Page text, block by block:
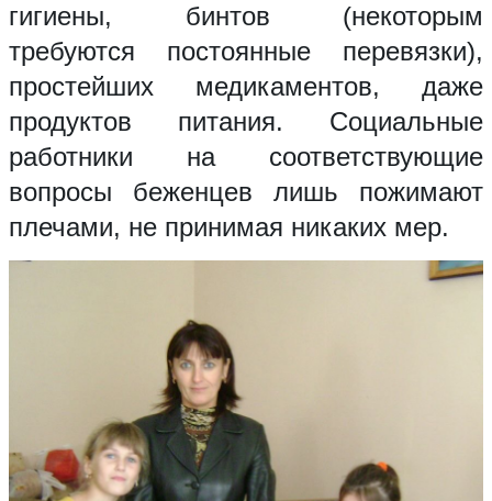
гигиены, бинтов (некоторым
требуются постоянные перевязки),
простейших медикаментов, даже
продуктов питания. Социальные
работники на соответствующие
вопросы беженцев лишь пожимают
плечами, не принимая никаких мер.